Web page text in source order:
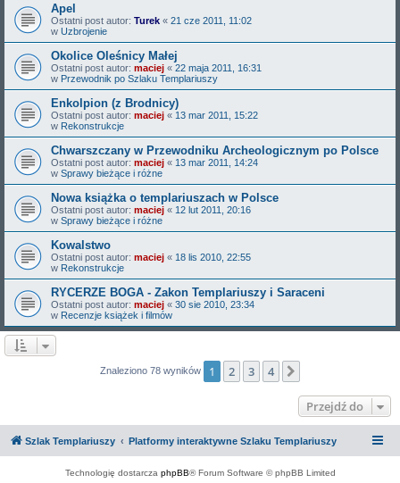
Apel
Ostatni post autor: Turek « 21 cze 2011, 11:02
w Uzbrojenie
Okolice Oleśnicy Małej
Ostatni post autor: maciej « 22 maja 2011, 16:31
w Przewodnik po Szlaku Templariuszy
Enkolpion (z Brodnicy)
Ostatni post autor: maciej « 13 mar 2011, 15:22
w Rekonstrukcje
Chwarszczany w Przewodniku Archeologicznym po Polsce
Ostatni post autor: maciej « 13 mar 2011, 14:24
w Sprawy bieżące i różne
Nowa książka o templariuszach w Polsce
Ostatni post autor: maciej « 12 lut 2011, 20:16
w Sprawy bieżące i różne
Kowalstwo
Ostatni post autor: maciej « 18 lis 2010, 22:55
w Rekonstrukcje
RYCERZE BOGA - Zakon Templariuszy i Saraceni
Ostatni post autor: maciej « 30 sie 2010, 23:34
w Recenzje książek i filmów
Znaleziono 78 wyników 1 2 3 4
Przejdź do
Szlak Templariuszy Platformy interaktywne Szlaku Templariuszy
Technologię dostarcza phpBB® Forum Software © phpBB Limited